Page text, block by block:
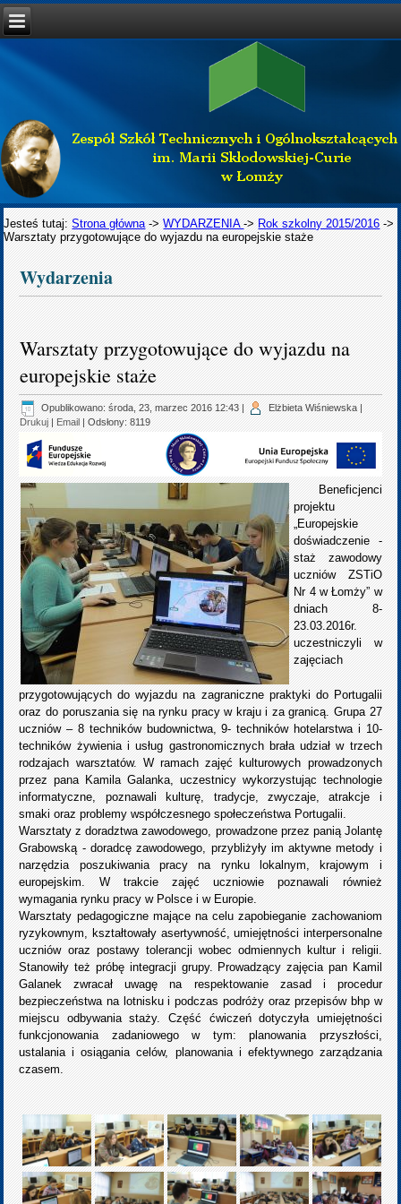
Jesteś tutaj:Strona główna ->WYDARZENIA-> Rok szkolny 2015/2016 ->
Warsztaty przygotowujące do wyjazdu na europejskie staże
Wydarzenia
Warsztaty przygotowujące do wyjazdu na
europejskie staże
Opublikowano: środa, 23, marzec 2016 12:43 | Elżbieta Wiśniewska |
Drukuj |Email | Odsłony: 8119
Beneficjenci
projektu
„Europejskie
doświadczenie -
staż zawodowy
uczniów ZSTiO
Nr 4 w Łomży” w
dniach 8-
23.03.2016r.
uczestniczyli w
zajęciach
przygotowujących do wyjazdu na zagraniczne praktyki do Portugalii
oraz do poruszania się na rynku pracy w kraju i za granicą. Grupa 27
uczniów – 8 techników budownictwa, 9- techników hotelarstwa i 10-
techników żywienia i usług gastronomicznych brała udział w trzech
rodzajach warsztatów. W ramach zajęć kulturowych prowadzonych
przez pana Kamila Galanka, uczestnicy wykorzystując technologie
informatyczne, poznawali kulturę, tradycje, zwyczaje, atrakcje i
smaki oraz problemy współczesnego społeczeństwa Portugalii.
Warsztaty z doradztwa zawodowego, prowadzone przez panią Jolantę
Grabowską - doradcę zawodowego, przybliżyły im aktywne metody i
narzędzia poszukiwania pracy na rynku lokalnym, krajowym i
europejskim. W trakcie zajęć uczniowie poznawali również
wymagania rynku pracy w Polsce i w Europie.
Warsztaty pedagogiczne mające na celu zapobieganie zachowaniom
ryzykownym, kształtowały asertywność, umiejętności interpersonalne
uczniów oraz postawy tolerancji wobec odmiennych kultur i religii.
Stanowiły też próbę integracji grupy. Prowadzący zajęcia pan Kamil
Galanek zwracał uwagę na respektowanie zasad i procedur
bezpieczeństwa na lotnisku i podczas podróży oraz przepisów bhp w
miejscu odbywania staży. Część ćwiczeń dotyczyła umiejętności
funkcjonowania zadaniowego w tym: planowania przyszłości,
ustalania i osiągania celów, planowania i efektywnego zarządzania
czasem.